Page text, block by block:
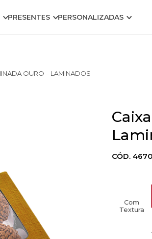
PRESENTES PERSONALIZADAS
OURO – LAMINADOS
CÓD.
Com
Textura